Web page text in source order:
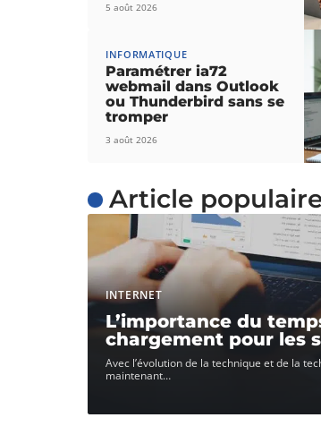
5 août 2026
INFORMATIQUE
Paramétrer ia72
webmail dans Outlook
ou Thunderbird sans se
tromper
3 août 2026
Article
INTERNET
L’importance du
chargement pour les
Avec l’évolution de la technique et de la
maintenant…